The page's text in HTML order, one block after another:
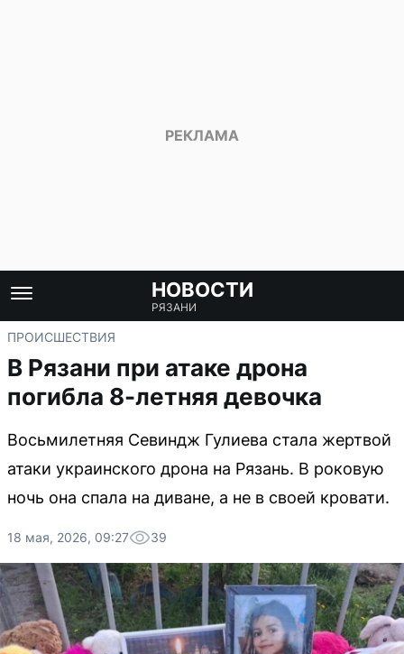
НОВОСТИ
РЯЗАНИ
ПРОИСШЕСТВИЯ
В Рязани при атаке дрона
погибла 8-летняя девочка
Восьмилетняя Севиндж Гулиева стала жертвой
атаки украинского дрона на Рязань. В роковую
ночь она спала на диване, а не в своей кровати.
18 мая, 2026, 09:27 39